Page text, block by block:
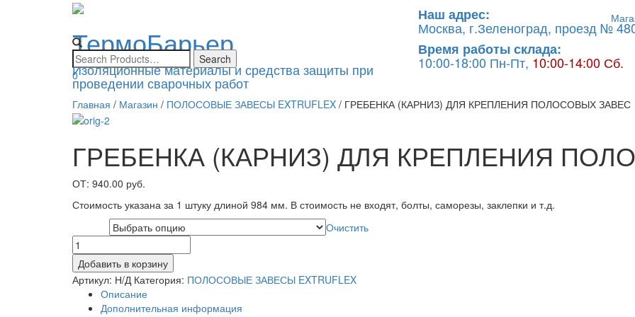
0
ТермоБарьер
Изоляционные материалы и средства защиты при
проведении сварочных работ
Наш адрес:
Москва, г.Зеленоград, проезд №
Время работы склада:
10:00-18:00 Пн-Пт, 10:00-14:00 Сб.
Главная / Магазин / ПОЛОСОВЫЕ ЗАВЕСЫ EXTRUFLEX / ГРЕБЕНКА (КАРНИЗ) ДЛЯ КРЕПЛЕНИЯ ПОЛОСОВЫХ ЗАВЕС
ГРЕБЕНКА (КАРНИЗ) ДЛЯ КРЕПЛЕНИЯ
ОТ: 940.00 руб.
Стоимость указана за 1 штуку длиной 984 мм. В стоимость не входят, болты, саморезы, заклепки и т.д.
Очистить
Добавить в корзину
Артикул: Н/Д Категория: ПОЛОСОВЫЕ ЗАВЕСЫ EXTRUFLEX
Описание
Дополнительная информация